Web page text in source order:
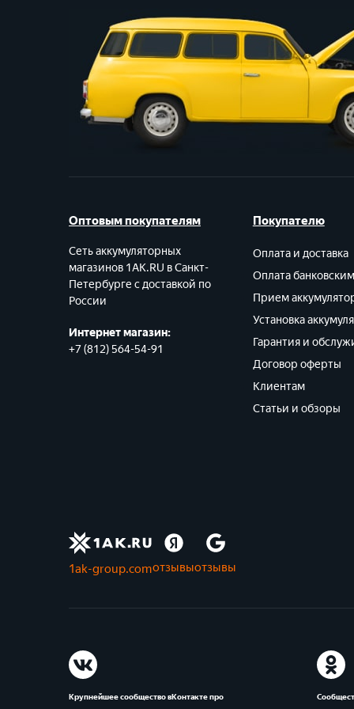
Оптовым покупателям
Сеть аккумуляторных
магазинов 1AK.RU в Санкт-
Петербурге с доставкой по
России
Интернет магазин:
+7 (812) 564-54-91
Покупателю
Оплата и доставка
Оплата
Прием
Установка
Гарантия и
Договор оферты
Клиентам
Статьи и обзоры
1ak-group.comотзывыотзывы
Крупнейшее сообщество вКонтакте про